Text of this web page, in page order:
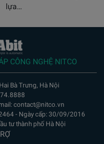
lựa…
CÔNG NGHỆ NITCO
Bà Trưng, Hà Nội
contact@nitco.vn
- Ngày cấp: 30/09/2016
tư thành phố Hà Nội